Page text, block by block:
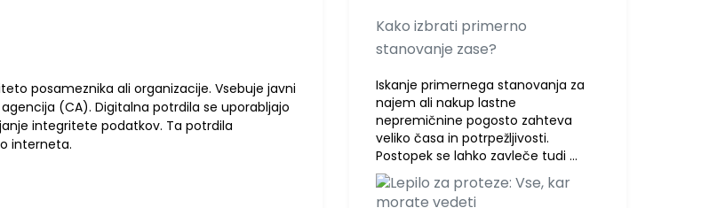
posameznika ali organizacije. Vsebuje javni
(CA). Digitalna potrdila se uporabljajo
integritete podatkov. Ta potrdila
interneta.
Kako izbrati primerno
stanovanje zase?
Iskanje primernega stanovanja za
najem ali nakup lastne
nepremičnine pogosto zahteva
veliko časa in potrpežljivosti.
Postopek se lahko zavleče tudi …